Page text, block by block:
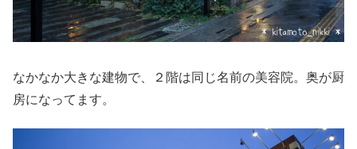
なかなか大きな建物で、２階は同じ名前の美容院。奥が厨
房になってます。